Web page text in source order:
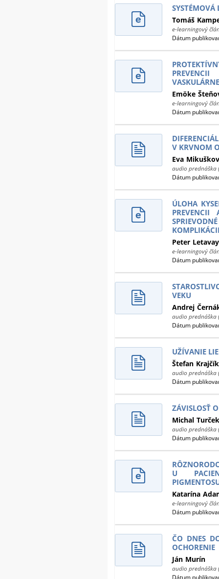
SYSTÉMOVÁ
Tomáš
e-learningový
Dátum
Emöke
e-learningový
Dátum
V KRVNOM
Eva
audio prednáška
Dátum
ÚLOHA
PREVENCII
Peter Letavay
e-learningový
Dátum
VEKU
Andrej
audio prednáška
Dátum
UŽÍVANIE
Štefan Krajčík
audio prednáška
Dátum
ZÁVISLOSŤ
Michal Turček
audio prednáška
Dátum
U
Katarína
e-learningový
Dátum
ČO DNES
OCHORENIE
Ján Murín
audio prednáška